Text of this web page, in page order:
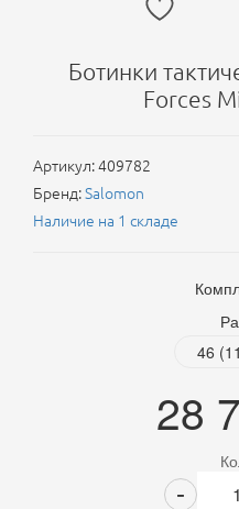
Ботинки
Forces
Артикул:409782
Бренд:Salomon
Наличие на 1 складе
28
-